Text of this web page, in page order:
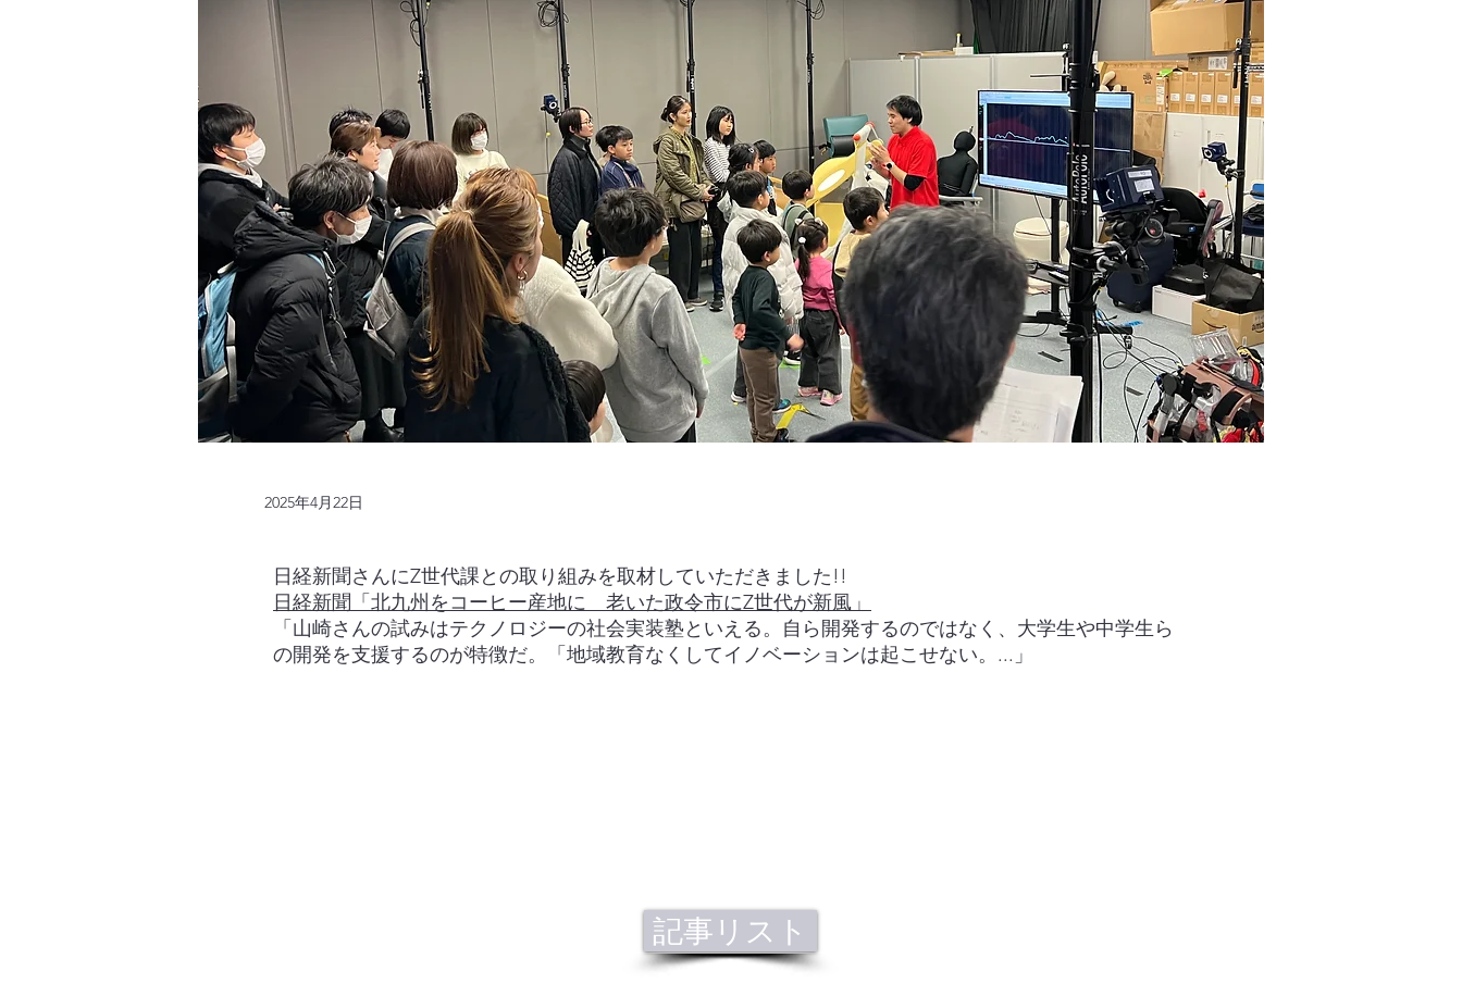
2025年4月22日
日経新聞さんにZ世代課との取り組みを取材していただきました!!
日経新聞「北九州をコーヒー産地に 老いた政令市にZ世代が新風」
「山崎さんの試みはテクノロジーの社会実装塾といえる。自ら開発するのではなく、大学生や中学生ら
の開発を支援するのが特徴だ。「地域教育なくしてイノベーションは起こせない。...」
記事リスト